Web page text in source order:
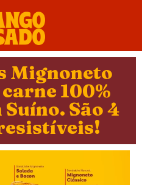
Mignoneto
100%
São 4